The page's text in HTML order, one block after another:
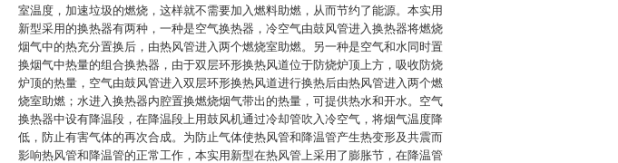
室温度，加速垃圾的燃烧，这样就不需要加入燃料助燃，从而节约了能源。本实用
新型采用的换热器有两种，一种是空气换热器，冷空气由鼓风管进入换热器将燃烧
烟气中的热充分置换后，由热风管进入两个燃烧室助燃。另一种是空气和水同时置
换烟气中热量的组合换热器，由于双层环形换热风道位于防烧炉顶上方，吸收防烧
炉顶的热量，空气由鼓风管进入双层环形换热风道进行换热后由热风管进入两个燃
烧室助燃；水进入换热器内腔置换燃烧烟气带出的热量，可提供热水和开水。空气
换热器中设有降温段，在降温段上用鼓风机通过冷却管吹入冷空气，将烟气温度降
低，防止有害气体的再次合成。为防止气体使热风管和降温管产生热变形及共震而
影响热风管和降温管的正常工作，本实用新型在热风管上采用了膨胀节，在降温管